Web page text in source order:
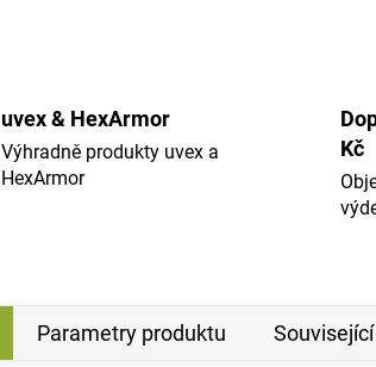
uvex & HexArmor
Výhradně produkty uvex a
HexArmor
Kč
Parametry produktu